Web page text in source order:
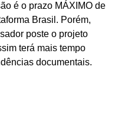
é o prazo MÁXIMO de
Brasil. Porém,
poste o projeto
terá mais tempo
documentais.